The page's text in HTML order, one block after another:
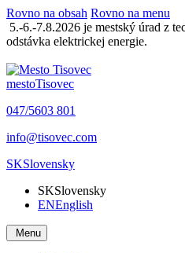
Rovno na obsah Rovno na menu
5.-6.-7.8.2026 je mestský úrad z
odstávka elektrickej energie.
mestoTisovec
047/5603 801
info@tisovec.com
SKSlovensky
SKSlovensky
ENEnglish
Menu